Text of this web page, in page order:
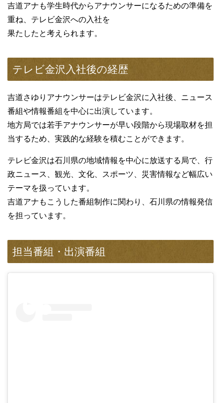
吉道アナも学生時代からアナウンサーになるための準備を
重ね、テレビ金沢への入社を
果たしたと考えられます。
テレビ金沢入社後の経歴
吉道さゆりアナウンサーはテレビ金沢に入社後、ニュース
番組や情報番組を中心に出演しています。
地方局では若手アナウンサーが早い段階から現場取材を担
当するため、実践的な経験を積むことができます。
テレビ金沢は石川県の地域情報を中心に放送する局で、行
政ニュース、観光、文化、スポーツ、災害情報など幅広い
テーマを扱っています。
吉道アナもこうした番組制作に関わり、石川県の情報発信
を担っています。
担当番組・出演番組